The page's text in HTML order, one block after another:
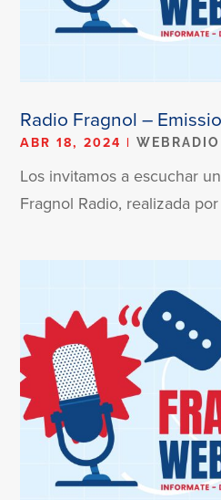
Radio Fragnol –
ABR 18, 2024 |WEBRADIO
Los invitamos a escuchar
Fragnol Radio, realizada